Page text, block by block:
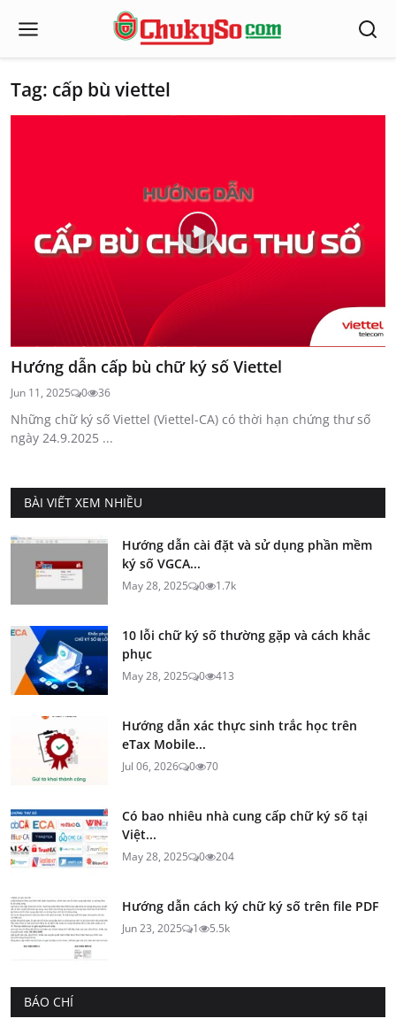
Tag: cấp bù viettel
Hướng dẫn cấp bù chữ ký số Viettel
Jun 11, 2025 0 36
Những chữ ký số Viettel (Viettel-CA) có thời hạn chứng thư số
ngày 24.9.2025 ...
BÀI VIẾT XEM NHIỀU
Hướng dẫn cài đặt và sử dụng phần mềm
ký số VGCA...
May 28, 2025 0 1.7k
10 lỗi chữ ký số thường gặp và cách khắc
phục
May 28, 2025 0 413
Hướng dẫn xác thực sinh trắc học trên
eTax Mobile...
Jul 06, 2026 0 70
Có bao nhiêu nhà cung cấp chữ ký số tại
Việt...
May 28, 2025 0 204
Hướng dẫn cách ký chữ ký số trên file PDF
Jun 23, 2025 1 5.5k
BÁO CHÍ